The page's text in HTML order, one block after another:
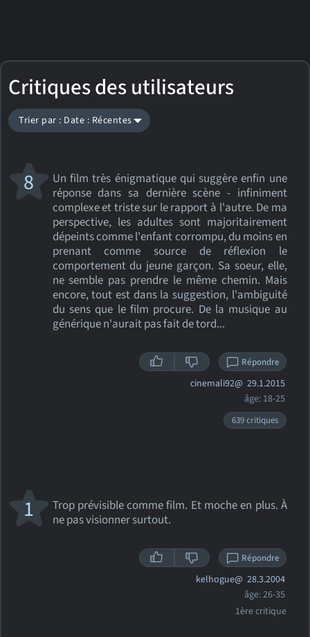
Critiques des utilisateurs
Trier par : Date : Récentes
Un film très énigmatique qui suggère enfin une
réponse dans sa dernière scène - infiniment
complexe et triste sur le rapport à l'autre. De ma
perspective, les adultes sont majoritairement
dépeints comme l'enfant corrompu, du moins en
prenant comme source de réflexion le
comportement du jeune garçon. Sa soeur, elle,
ne semble pas prendre le même chemin. Mais
encore, tout est dans la suggestion, l'ambiguité
du sens que le film procure. De la musique au
générique n'aurait pas fait de tord...
8
Répondre
cinemali92@ 29.1.2015
âge: 18-25
639 critiques
Trop prévisible comme film. Et moche en plus. À
ne pas visionner surtout.
1
Répondre
kelhogue@ 28.3.2004
âge: 26-35
1ère critique